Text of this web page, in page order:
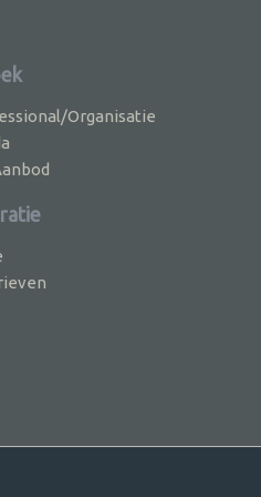
Organisatie